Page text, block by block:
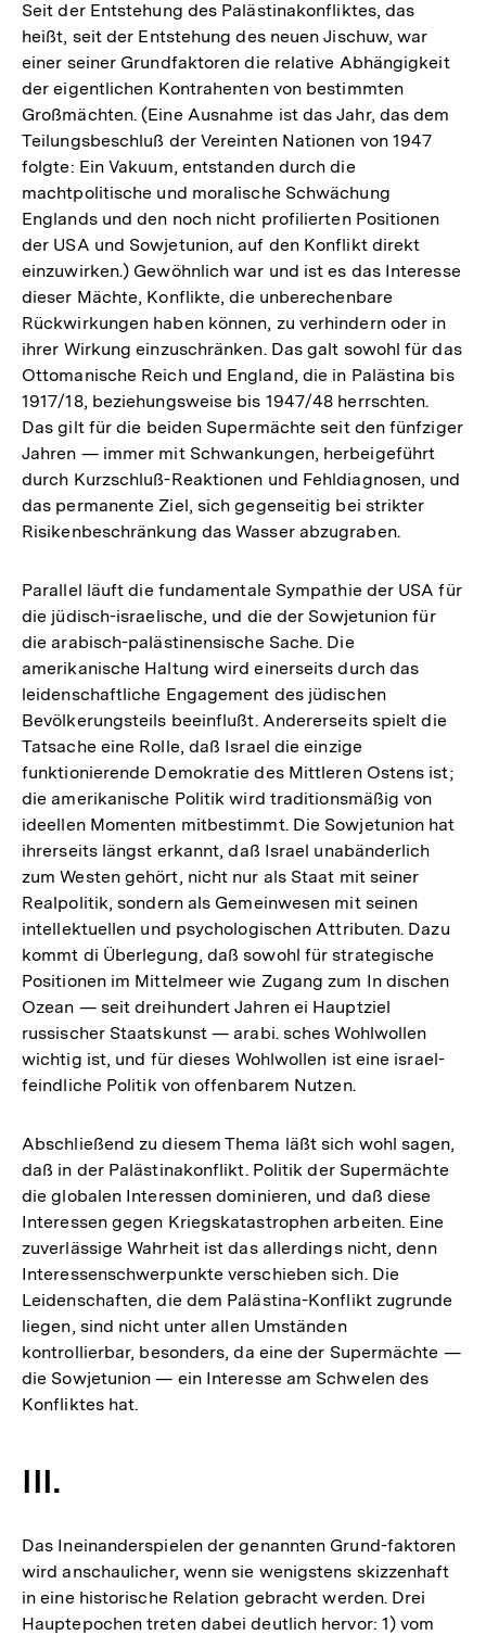
Seit der Entstehung des Palästinakonfliktes, das
heißt, seit der Entstehung des neuen Jischuw, war
einer seiner Grundfaktoren die relative Abhängigkeit
der eigentlichen Kontrahenten von bestimmten
Großmächten. (Eine Ausnahme ist das Jahr, das dem
Teilungsbeschluß der Vereinten Nationen von 1947
folgte: Ein Vakuum, entstanden durch die
machtpolitische und moralische Schwächung
Englands und den noch nicht profilierten Positionen
der USA und Sowjetunion, auf den Konflikt direkt
einzuwirken.) Gewöhnlich war und ist es das Interesse
dieser Mächte, Konflikte, die unberechenbare
Rückwirkungen haben können, zu verhindern oder in
ihrer Wirkung einzuschränken. Das galt sowohl für das
Ottomanische Reich und England, die in Palästina bis
1917/18, beziehungsweise bis 1947/48 herrschten.
Das gilt für die beiden Supermächte seit den fünfziger
Jahren — immer mit Schwankungen, herbeigeführt
durch Kurzschluß-Reaktionen und Fehldiagnosen, und
das permanente Ziel, sich gegenseitig bei strikter
Risikenbeschränkung das Wasser abzugraben.
Parallel läuft die fundamentale Sympathie der USA für
die jüdisch-israelische, und die der Sowjetunion für
die arabisch-palästinensische Sache. Die
amerikanische Haltung wird einerseits durch das
leidenschaftliche Engagement des jüdischen
Bevölkerungsteils beeinflußt. Andererseits spielt die
Tatsache eine Rolle, daß Israel die einzige
funktionierende Demokratie des Mittleren Ostens ist;
die amerikanische Politik wird traditionsmäßig von
ideellen Momenten mitbestimmt. Die Sowjetunion hat
ihrerseits längst erkannt, daß Israel unabänderlich
zum Westen gehört, nicht nur als Staat mit seiner
Realpolitik, sondern als Gemeinwesen mit seinen
intellektuellen und psychologischen Attributen. Dazu
kommt di Überlegung, daß sowohl für strategische
Positionen im Mittelmeer wie Zugang zum In dischen
Ozean — seit dreihundert Jahren ei Hauptziel
russischer Staatskunst — arabi. sches Wohlwollen
wichtig ist, und für dieses Wohlwollen ist eine israel-
feindliche Politik von offenbarem Nutzen.
Abschließend zu diesem Thema läßt sich wohl sagen,
daß in der Palästinakonflikt. Politik der Supermächte
die globalen Interessen dominieren, und daß diese
Interessen gegen Kriegskatastrophen arbeiten. Eine
zuverlässige Wahrheit ist das allerdings nicht, denn
Interessenschwerpunkte verschieben sich. Die
Leidenschaften, die dem Palästina-Konflikt zugrunde
liegen, sind nicht unter allen Umständen
kontrollierbar, besonders, da eine der Supermächte —
die Sowjetunion — ein Interesse am Schwelen des
Konfliktes hat.
III.
Das Ineinanderspielen der genannten Grund-faktoren
wird anschaulicher, wenn sie wenigstens skizzenhaft
in eine historische Relation gebracht werden. Drei
Hauptepochen treten dabei deutlich hervor: 1) vom